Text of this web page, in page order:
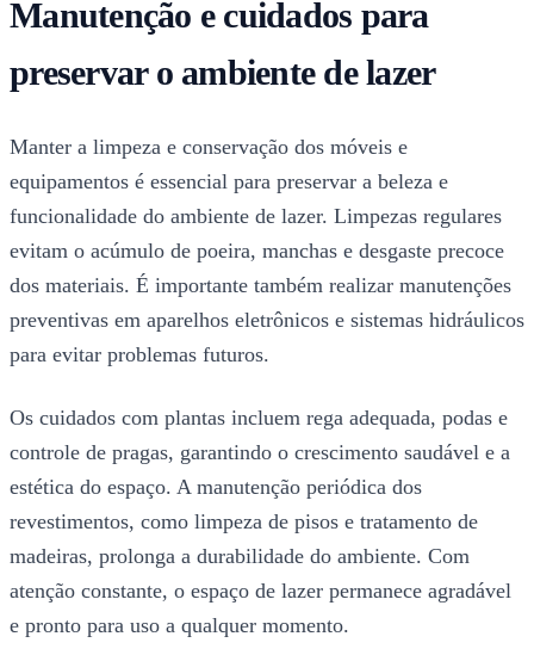
Manutenção e cuidados para
preservar o ambiente de lazer
Manter a limpeza e conservação dos móveis e
equipamentos é essencial para preservar a beleza e
funcionalidade do ambiente de lazer. Limpezas regulares
evitam o acúmulo de poeira, manchas e desgaste precoce
dos materiais. É importante também realizar manutenções
preventivas em aparelhos eletrônicos e sistemas hidráulicos
para evitar problemas futuros.
Os cuidados com plantas incluem rega adequada, podas e
controle de pragas, garantindo o crescimento saudável e a
estética do espaço. A manutenção periódica dos
revestimentos, como limpeza de pisos e tratamento de
madeiras, prolonga a durabilidade do ambiente. Com
atenção constante, o espaço de lazer permanece agradável
e pronto para uso a qualquer momento.